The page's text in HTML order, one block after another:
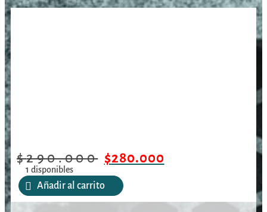
$290.000 $280.000
1 disponibles
Añadir al carrito